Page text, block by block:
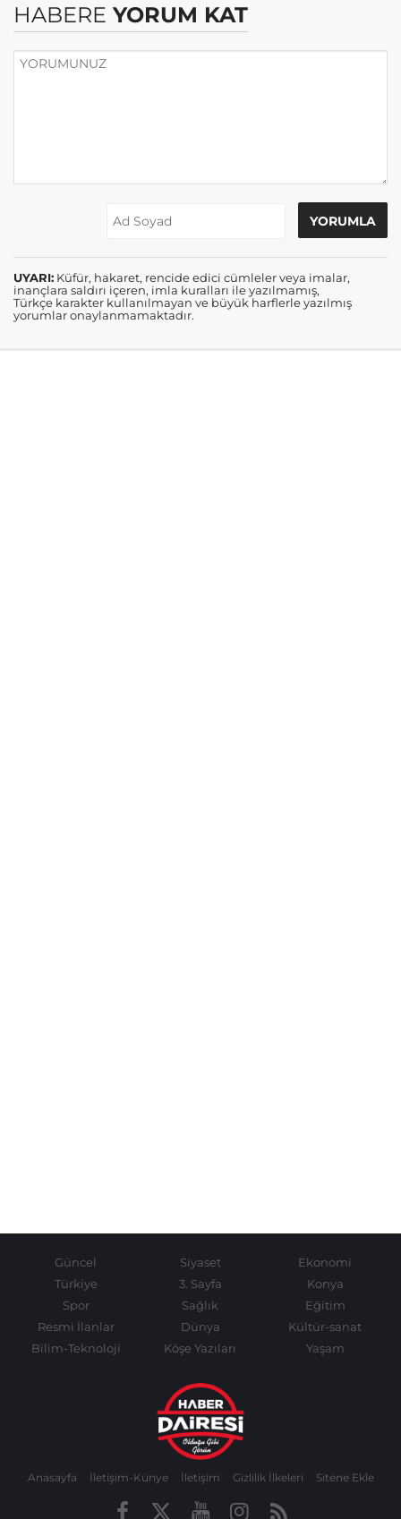
HABERE YORUM KAT
UYARI: Küfür, hakaret, rencide edici cümleler veya imalar,
inançlara saldırı içeren, imla kuralları ile yazılmamış,
Türkçe karakter kullanılmayan ve büyük harflerle yazılmış
yorumlar onaylanmamaktadır.
Güncel Siyaset
Ekonomi
Türkiye
3. Sayfa
Konya
Spor
Sağlık
Eğitim
Resmi İlanlar
Dünya
Kültür-sanat
Bilim-Teknoloji
Köşe Yazıları Yaşam
Anasayfa İletişim-Künye İletişim Gizlilik İlkeleri Sitene Ekle